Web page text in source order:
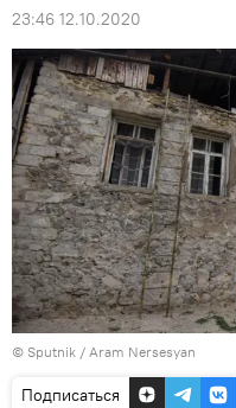
23:46 12.10.2020
© Sputnik / Aram Nersesyan
Подписаться